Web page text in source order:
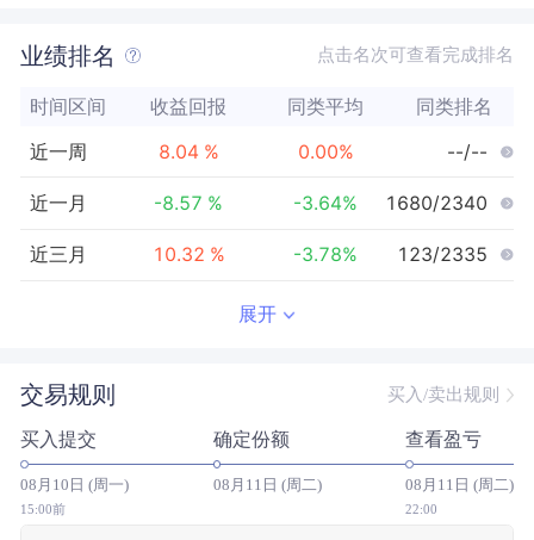
业绩排名 点击名次可查看完成排名
时间区间 收益回报 同类平均 同类排名
近一周 8.04 % 0.00% --/--
近一月 -8.57 % -3.64% 1680/2340
近三月 10.32 % -3.78% 123/2335
近三年 378/2119
近五年 54.89% 11.32% 201/1859
今年以来 234/2327
展开
交易规则 买入/卖出规则
买入提交
08月10日 (周一)
15:00前
确定份额
08月11日 (周二)
查看盈亏
08月11日 (周二)
22:00